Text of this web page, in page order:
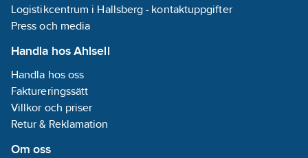
Logistikcentrum i Hallsberg - kontaktuppgifter
Press och media
Handla hos Ahlsell
Handla hos oss
Faktureringssätt
Villkor och priser
Retur & Reklamation
Om oss